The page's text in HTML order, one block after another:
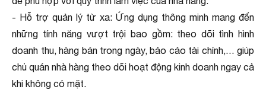
- Hỗ trợ quản lý từ xa: Ứng dụng thông minh mang đến
những tính năng vượt trội bao gồm: theo dõi tình hình
doanh thu, hàng bán trong ngày, báo cáo tài chính,… giúp
chủ quán nhà hàng theo dõi hoạt động kinh doanh ngay cả
khi không có mặt.